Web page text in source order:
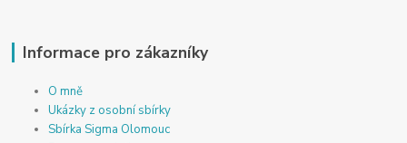
Informace pro zákazníky
O mně
Ukázky z osobní sbírky
Sbírka Sigma Olomouc